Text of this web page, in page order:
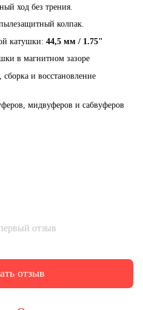
ход без трения.
колпак.
катушки: 44,5 мм / 1.75"
в магнитном зазоре
и восстановление
мидвуферов и сабвуферов
отзыв
отзыв